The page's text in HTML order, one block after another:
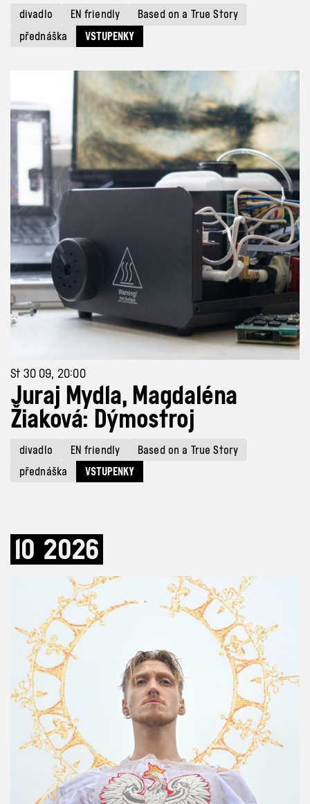
divadlo EN friendly
Based on a True Story
přednáška
VSTUPENKY
St 30 09, 20:00
Juraj Mydla, Magdaléna
Žiaková: Dýmostroj
divadlo EN friendly
Based on a True Story
přednáška
VSTUPENKY
10 2026